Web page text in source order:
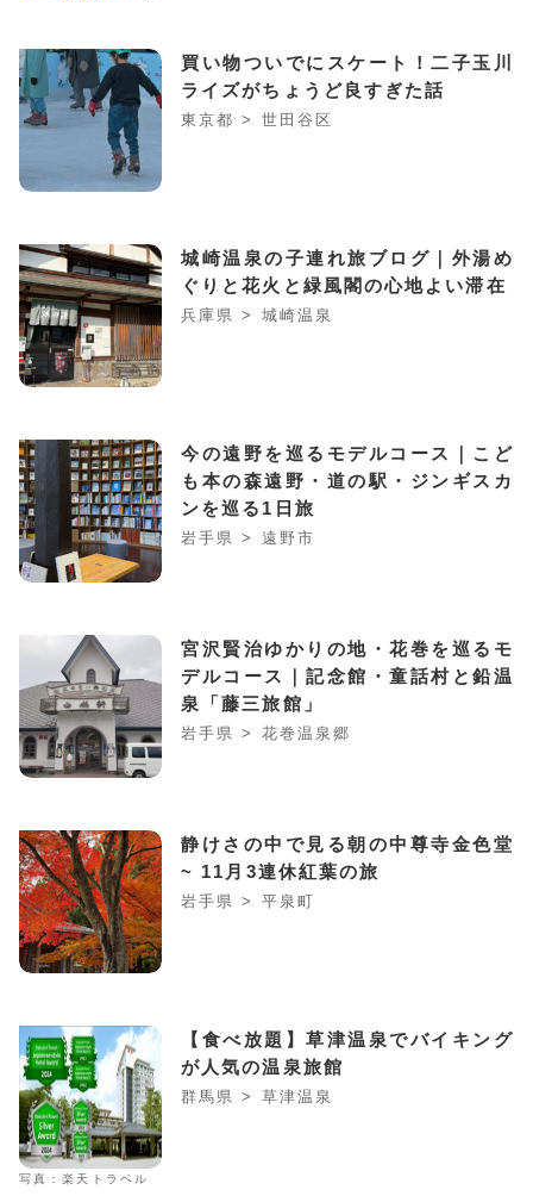
買い物ついでにスケート！二子玉川
ライズがちょうど良すぎた話
東京都 > 世田谷区
城崎温泉の子連れ旅ブログ｜外湯め
ぐりと花火と緑風閣の心地よい滞在
兵庫県 > 城崎温泉
今の遠野を巡るモデルコース｜こど
も本の森遠野・道の駅・ジンギスカ
ンを巡る1日旅
岩手県 > 遠野市
宮沢賢治ゆかりの地・花巻を巡るモ
デルコース｜記念館・童話村と鉛温
泉「藤三旅館」
岩手県 > 花巻温泉郷
静けさの中で見る朝の中尊寺金色堂
~ 11月3連休紅葉の旅
岩手県 > 平泉町
写真：楽天トラベル
【食べ放題】草津温泉でバイキング
が人気の温泉旅館
群馬県 > 草津温泉